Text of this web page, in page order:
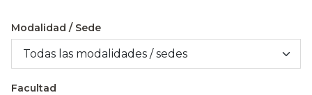
Modalidad / Sede
Facultad